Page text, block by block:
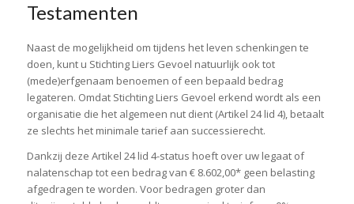
Testamenten
Naast de mogelijkheid om tijdens het leven schenkingen te
doen, kunt u Stichting Liers Gevoel natuurlijk ook tot
(mede)erfgenaam benoemen of een bepaald bedrag
legateren. Omdat Stichting Liers Gevoel erkend wordt als een
organisatie die het algemeen nut dient (Artikel 24 lid 4), betaalt
ze slechts het minimale tarief aan successierecht.
Dankzij deze Artikel 24 lid 4-status hoeft over uw legaat of
nalatenschap tot een bedrag van € 8.602,00* geen belasting
afgedragen te worden. Voor bedragen groter dan